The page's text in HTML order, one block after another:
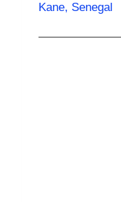
Kane, Senegal